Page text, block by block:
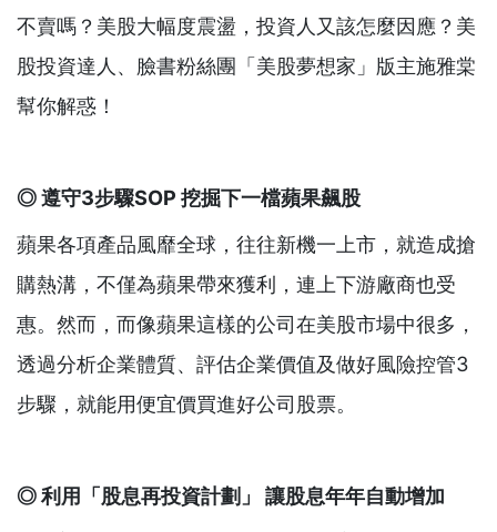
不賣嗎？美股大幅度震盪，投資人又該怎麼因應？美
股投資達人、臉書粉絲團「美股夢想家」版主施雅棠
幫你解惑！
◎遵守3步驟SOP 挖掘下一檔蘋果飆股
蘋果各項產品風靡全球，往往新機一上市，就造成搶
購熱溝，不僅為蘋果帶來獲利，連上下游廠商也受
惠。然而，而像蘋果這樣的公司在美股市場中很多，
透過分析企業體質、評估企業價值及做好風險控管3
步驟，就能用便宜價買進好公司股票。
◎利用「股息再投資計劃」 讓股息年年自動增加